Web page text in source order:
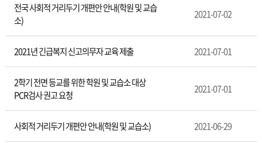
전국 사회적 거리두기 개편안 안내(학원 및 교습
소)
2021-07-02
2021년 긴급복지 신고의무자 교육 제출 2021-07-01
2학기 전면 등교를 위한 학원 및 교습소 대상
PCR검사 권고 요청
2021-07-01
사회적 거리두기 개편안 안내(학원 및 교습소) 2021-06-29